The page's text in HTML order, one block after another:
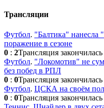
Трансляции
Футбол. "Балтика" нанесла
поражение в сезоне
0 : 2Трансляция закончилась
Футбол. "Локомотив" не
без побед в РПЛ
0 : 0Трансляция закончилась
Футбол. ЦСКА на своём
0 : 0Трансляция закончилась